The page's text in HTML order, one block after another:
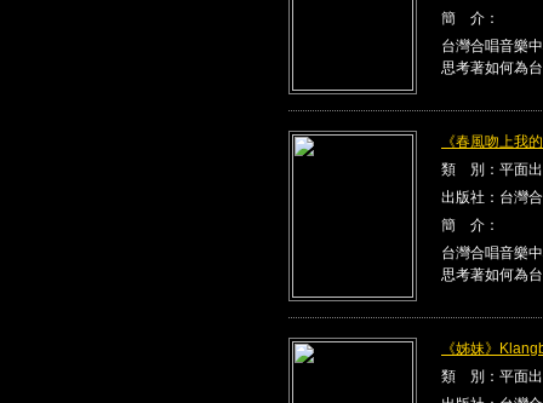
簡 介：
台灣合唱音樂
思考著如何為
《春風吻上我
類 別：平面
出版社：台灣
簡 介：
台灣合唱音樂
思考著如何為
《姊妹》
類 別：平面